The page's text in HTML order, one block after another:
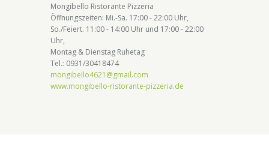
Mongibello Ristorante Pizzeria
Öffnungszeiten: Mi.-Sa. 17:00 - 22:00 Uhr,
So./Feiert. 11:00 - 14:00 Uhr und 17:00 - 22:00
Uhr,
Montag & Dienstag Ruhetag
Tel.: 0931/30418474
mongibello4621@gmail.com
www.mongibello-ristorante-pizzeria.de